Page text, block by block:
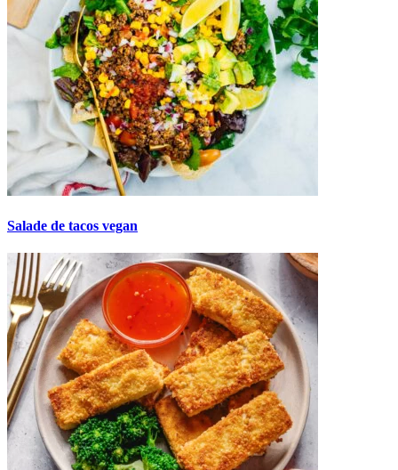
Salade de tacos vegan